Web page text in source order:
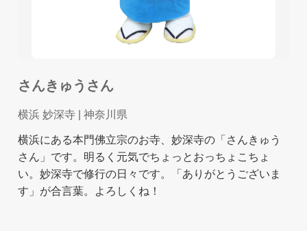
さんきゅうさん
横浜 妙深寺 | 神奈川県
横浜にある本門佛立宗のお寺、妙深寺の「さんきゅう
さん」です。明るく元気でちょっとおっちょこちょ
い。妙深寺で修行の日々です。「ありがとうございま
す」が合言葉。よろしくね！